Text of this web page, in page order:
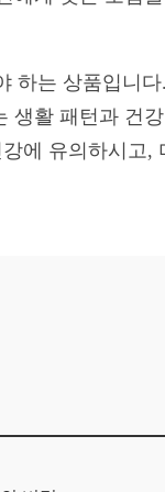
하는 상품입니
활 패턴과 건
에 유의하시고